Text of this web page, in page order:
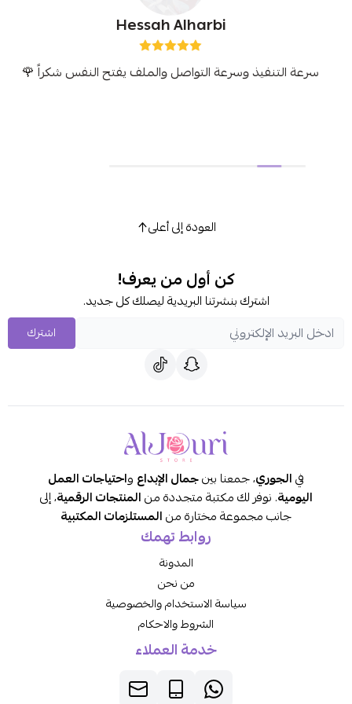
Hessah Alharbi
التنفيذ وسرعة التواصل والملف يفتح النفس شكراً 🌹
العودة إلى أعلى
كن أول من يعرف!
اشترك بنشرتنا البريدية ليصلك كل جديد.
، جمعنا بينجمال الإبداعواحتياجات العمل
. نوفر لك مكتبة متجددة منالمنتجات الرقمية، إلى
جانب مجموعة مختارة منالمستلزمات المكتبية
روابط تهمك
سياسة الاستخدام والخصوصية
الشروط والاحكام
خدمة العملاء